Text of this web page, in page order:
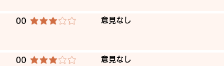
00 average rating is 3 out of 5 ​意見なし
00 average rating is 3 out of 5 ​意見なし